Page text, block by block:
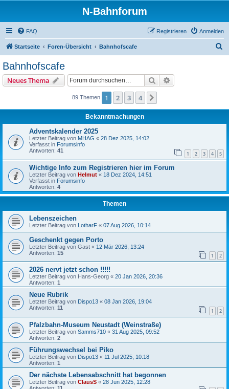
N-Bahnforum
FAQ Anmelden
Registrieren
Startseite Foren-Übersicht Bahnhofscafe
Bahnhofscafe
Neues Thema Suche
89 Themen 1 2 3 4
Bekanntmachungen
Adventskalender 2025
Letzter Beitrag von MHAG « 28 Dez 2025, 14:02
Verfasst in Forumsinfo
Antworten: 41 1 2 3 4 5
Wichtige Info zum Registrieren hier im Forum
Letzter Beitrag von Helmut « 18 Dez 2024, 14:51
Verfasst in Forumsinfo
Antworten: 4
Themen
Lebenszeichen
Letzter Beitrag von LotharF « 07 Aug 2026, 10:14
Geschenkt gegen Porto
Letzter Beitrag von Gast « 12 Mär 2026, 13:24
Antworten: 15 1 2
2026 nervt jetzt schon !!!!!
Letzter Beitrag von Hans-Georg « 20 Jan 2026, 20:36
Antworten: 1
Neue Rubrik
Letzter Beitrag von Dispo13 « 08 Jan 2026, 19:04
Antworten: 11 1 2
Pfalzbahn-Museum Neustadt (Weinstraße)
Letzter Beitrag von Samms710 « 31 Aug 2025, 09:52
Antworten: 2
Führungswechsel bei Piko
Letzter Beitrag von Dispo13 « 11 Jul 2025, 10:18
Antworten: 1
Der nächste Lebensabschnitt hat begonnen
Letzter Beitrag von ClausS « 28 Jun 2025, 12:28